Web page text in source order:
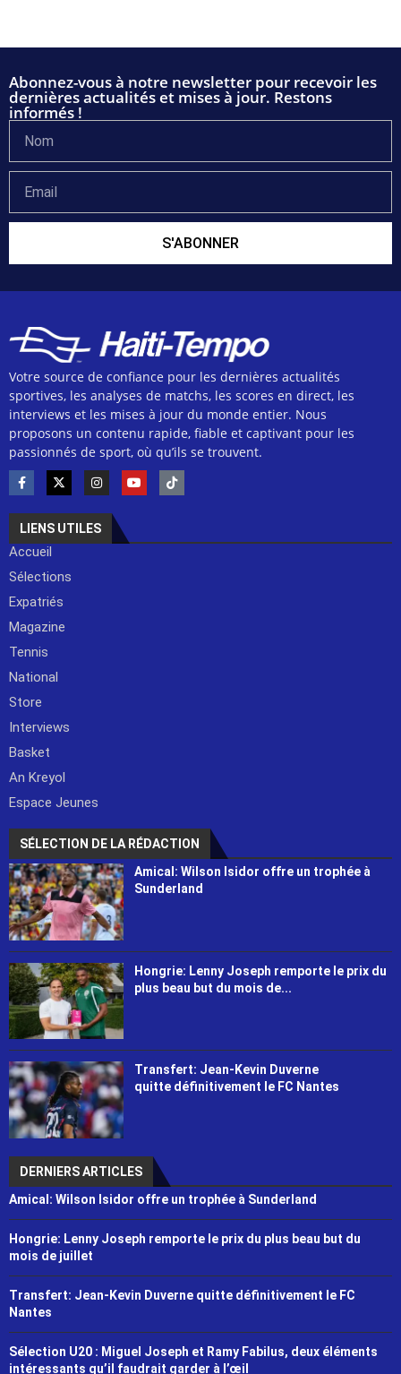
Abonnez-vous à notre newsletter pour recevoir les
dernières actualités et mises à jour. Restons
informés !
S'ABONNER
Votre source de confiance pour les dernières actualités
sportives, les analyses de matchs, les scores en direct, les
interviews et les mises à jour du monde entier. Nous
proposons un contenu rapide, fiable et captivant pour les
passionnés de sport, où qu’ils se trouvent.
LIENS UTILES
Accueil
Sélections
Expatriés
Magazine
Tennis
National
Store
Interviews
Basket
An Kreyol
Espace Jeunes
SÉLECTION DE LA RÉDACTION
Amical: Wilson Isidor offre un trophée à
Sunderland
Hongrie: Lenny Joseph remporte le prix du
plus beau but du mois de...
Transfert: Jean-Kevin Duverne
quitte définitivement le FC Nantes
DERNIERS ARTICLES
Amical: Wilson Isidor offre un trophée à Sunderland
Hongrie: Lenny Joseph remporte le prix du plus beau but du
mois de juillet
Transfert: Jean-Kevin Duverne quitte définitivement le FC
Nantes
Sélection U20 : Miguel Joseph et Ramy Fabilus, deux éléments
intéressants qu’il faudrait garder à l’œil